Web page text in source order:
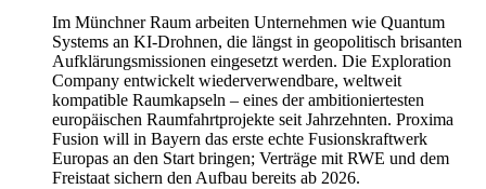
Im Münchner Raum arbeiten Unternehmen wie Quantum
Systems an KI-Drohnen, die längst in geopolitisch brisanten
Aufklärungsmissionen eingesetzt werden. Die Exploration
Company entwickelt wiederverwendbare, weltweit
kompatible Raumkapseln – eines der ambitioniertesten
europäischen Raumfahrtprojekte seit Jahrzehnten. Proxima
Fusion will in Bayern das erste echte Fusionskraftwerk
Europas an den Start bringen; Verträge mit RWE und dem
Freistaat sichern den Aufbau bereits ab 2026.